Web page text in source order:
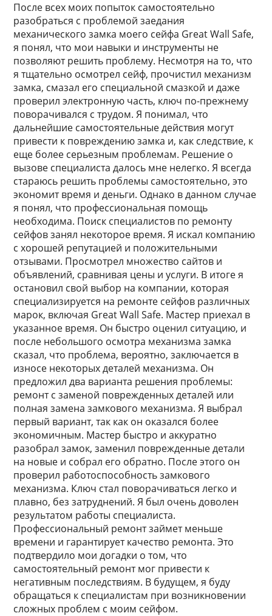
После всех моих попыток самостоятельно
разобраться с проблемой заедания
механического замка моего сейфа Great Wall Safe,
я понял, что мои навыки и инструменты не
позволяют решить проблему. Несмотря на то, что
я тщательно осмотрел сейф, прочистил механизм
замка, смазал его специальной смазкой и даже
проверил электронную часть, ключ по-прежнему
поворачивался с трудом. Я понимал, что
дальнейшие самостоятельные действия могут
привести к повреждению замка и, как следствие, к
еще более серьезным проблемам. Решение о
вызове специалиста далось мне нелегко. Я всегда
стараюсь решить проблемы самостоятельно, это
экономит время и деньги. Однако в данном случае
я понял, что профессиональная помощь
необходима. Поиск специалистов по ремонту
сейфов занял некоторое время. Я искал компанию
с хорошей репутацией и положительными
отзывами. Просмотрел множество сайтов и
объявлений, сравнивая цены и услуги. В итоге я
остановил свой выбор на компании, которая
специализируется на ремонте сейфов различных
марок, включая Great Wall Safe. Мастер приехал в
указанное время. Он быстро оценил ситуацию, и
после небольшого осмотра механизма замка
сказал, что проблема, вероятно, заключается в
износе некоторых деталей механизма. Он
предложил два варианта решения проблемы:
ремонт с заменой поврежденных деталей или
полная замена замкового механизма. Я выбрал
первый вариант, так как он оказался более
экономичным. Мастер быстро и аккуратно
разобрал замок, заменил поврежденные детали
на новые и собрал его обратно. После этого он
проверил работоспособность замкового
механизма. Ключ стал поворачиваться легко и
плавно, без затруднений. Я был очень доволен
результатом работы специалиста.
Профессиональный ремонт займет меньше
времени и гарантирует качество ремонта. Это
подтвердило мои догадки о том, что
самостоятельный ремонт мог привести к
негативным последствиям. В будущем, я буду
обращаться к специалистам при возникновении
сложных проблем с моим сейфом.